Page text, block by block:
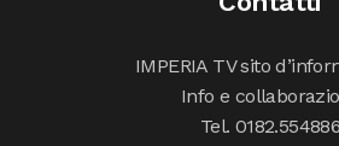
IMPERIA TV sito
Info e
Tel. 0182.554886